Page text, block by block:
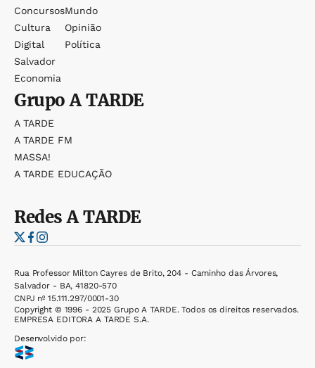
Concursos
Cultura
Digital
Salvador
Economia
Mundo
Opinião
Política
GrupoA TARDE
A TARDE
A TARDE FM
MASSA!
A TARDE EDUCAÇÃO
RedesA TARDE
Rua Professor Milton Cayres de Brito, 204 - Caminho das Árvores,
Salvador - BA, 41820-570
CNPJ nº 15.111.297/0001-30
Copyright © 1996 - 2025 Grupo A TARDE. Todos os direitos reservados.
EMPRESA EDITORA A TARDE S.A.
Desenvolvido por: